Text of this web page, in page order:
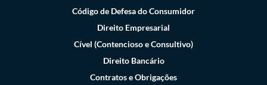
Código de Defesa do Consumidor
Direito Empresarial
Cível (Contencioso e Consultivo)
Direito Bancário
Contratos e Obrigações